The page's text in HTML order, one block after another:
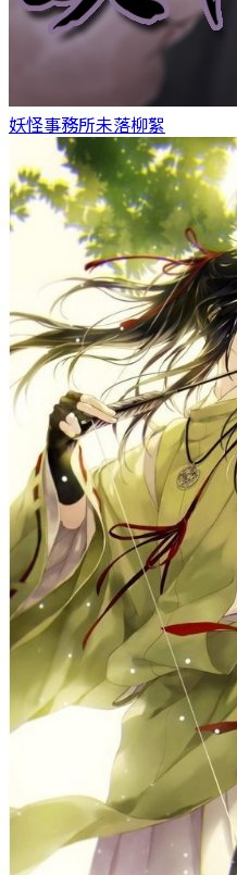
妖怪事務所未落柳絮